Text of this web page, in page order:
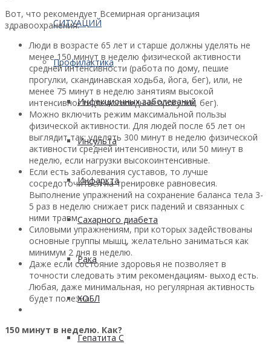
СИТУАЦИЙ
Профилактика
Инфекционных заболеваний
Инсульта
Инфаркта
Сахарного диабета
Рака
ХОБЛ
Гепатита С
Вот, что рекомендует Всемирная организация
здравоохранения:
Люди в возрасте 65 лет и старше должны уделять не
менее 150 минут в неделю физической активности
средней интенсивности (работа по дому, пешие
прогулки, скандинавская ходьба, йога, бег), или, не
менее 75 минут в неделю занятиям высокой
интенсивности (велосипедные прогулки, бег).
Можно включить режим максимальной пользы
физической активности. Для людей после 65 лет он
выглядит так: уделять 300 минут в неделю физической
активности средней интенсивности, или 50 минут в
неделю, если нагрузки высокоинтенсивные.
Если есть заболевания суставов, то лучше
сосредоточиться на тренировке равновесия.
Выполнение упражнений на сохранение баланса тела 3-
5 раз в неделю снижает риск падений и связанных с
ними травм.
Силовыми упражнениям, при которых задействованы
основные группы мышц, желательно заниматься как
минимум 2 дня в неделю.
Даже если состояние здоровья не позволяет в
точности следовать этим рекомендациям- выход есть.
Любая, даже минимальная, но регулярная активность
будет полезна.
150 минут в неделю. Как?